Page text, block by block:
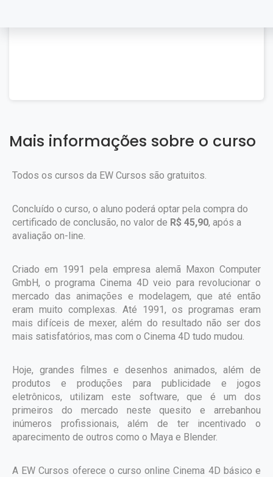
Mais informações sobre o curso
Todos os cursos da EW Cursos são gratuitos.
Concluído o curso, o aluno poderá optar pela compra do
certificado de conclusão, no valor de R$ 45,90, após a
avaliação on-line.
Criado em 1991 pela empresa alemã Maxon Computer
GmbH, o programa Cinema 4D veio para revolucionar o
mercado das animações e modelagem, que até então
eram muito complexas. Até 1991, os programas eram
mais difíceis de mexer, além do resultado não ser dos
mais satisfatórios, mas com o Cinema 4D tudo mudou.
Hoje, grandes filmes e desenhos animados, além de
produtos e produções para publicidade e jogos
eletrônicos, utilizam este software, que é um dos
primeiros do mercado neste quesito e arrebanhou
inúmeros profissionais, além de ter incentivado o
aparecimento de outros como o Maya e Blender.
A EW Cursos oferece o curso online Cinema 4D básico e